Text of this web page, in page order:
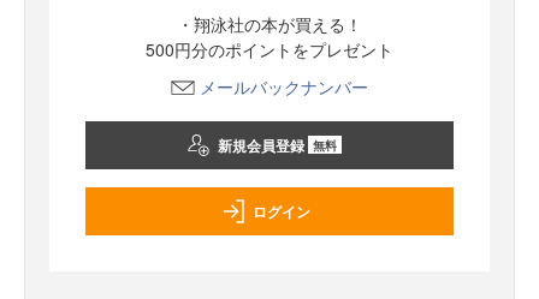
・翔泳社の本が買える！
500円分のポイントをプレゼント
メールバックナンバー
新規会員登録 無料
ログイン